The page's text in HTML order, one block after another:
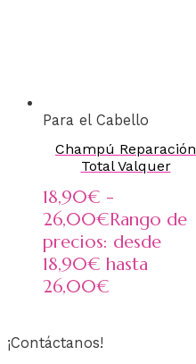
Para el Cabello
Champú Reparación
Total Valquer
18,90€ -
26,00€Rango de
precios: desde
18,90€ hasta
26,00€
¡Contáctanos!